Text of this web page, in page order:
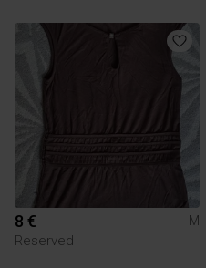
8 €
M
Reserved